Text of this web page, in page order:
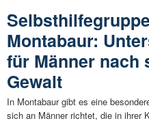
Montabaur:
für Männer nach
Gewalt
In Montabaur gibt es eine
sich an Männer richtet, die in ihrer